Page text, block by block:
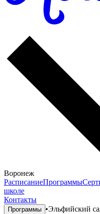
Воронеж
РасписаниеПрограммы
школе
Контакты
Программы •Эльфийский